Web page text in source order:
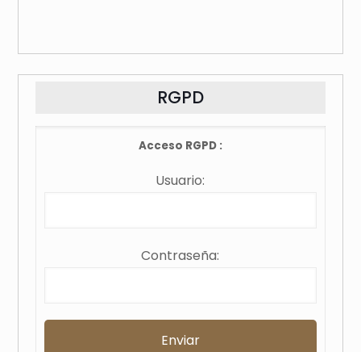
RGPD
Acceso RGPD :
Usuario:
Contraseña: